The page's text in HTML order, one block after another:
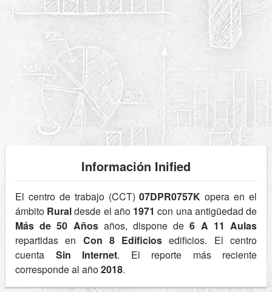
Información Inified
El centro de trabajo (CCT)07DPR0757K opera en el
ámbito Ruraldesde el año 1971 con una antigüedad de
Más de 50 Añosaños, dispone de6 A 11 Aulas
repartidas en Con 8 Edificios edificios. El centro
cuenta Sin Internet. El reporte más reciente
corresponde al año2018.